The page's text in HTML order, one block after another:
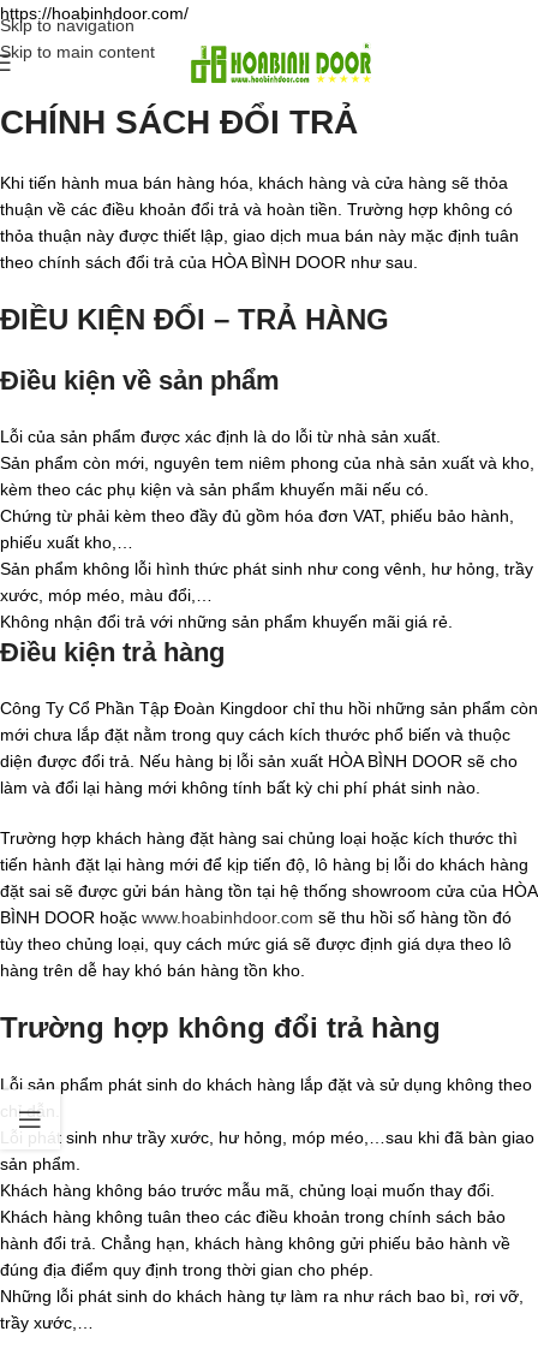
https://hoabinhdoor.com/
Skip to navigation
Skip to main content
CHÍNH SÁCH ĐỔI TRẢ
Khi tiến hành mua bán hàng hóa, khách hàng và cửa hàng sẽ thỏa
thuận về các điều khoản đổi trả và hoàn tiền. Trường hợp không có
thỏa thuận này được thiết lập, giao dịch mua bán này mặc định tuân
theo chính sách đổi trả của HÒA BÌNH DOOR như sau.
ĐIỀU KIỆN ĐỔI – TRẢ HÀNG
Điều kiện về sản phẩm
Lỗi của sản phẩm được xác định là do lỗi từ nhà sản xuất.
Sản phẩm còn mới, nguyên tem niêm phong của nhà sản xuất và kho,
kèm theo các phụ kiện và sản phẩm khuyến mãi nếu có.
Chứng từ phải kèm theo đầy đủ gồm hóa đơn VAT, phiếu bảo hành,
phiếu xuất kho,…
Sản phẩm không lỗi hình thức phát sinh như cong vênh, hư hỏng, trầy
xước, móp méo, màu đổi,…
Không nhận đổi trả với những sản phẩm khuyến mãi giá rẻ.
Điều kiện trả hàng
Công Ty Cổ Phần Tập Đoàn Kingdoor chỉ thu hồi những sản phẩm còn
mới chưa lắp đặt nằm trong quy cách kích thước phổ biến và thuộc
diện được đổi trả. Nếu hàng bị lỗi sản xuất HÒA BÌNH DOOR sẽ cho
làm và đổi lại hàng mới không tính bất kỳ chi phí phát sinh nào.
Trường hợp khách hàng đặt hàng sai chủng loại hoặc kích thước thì
tiến hành đặt lại hàng mới để kịp tiến độ, lô hàng bị lỗi do khách hàng
đặt sai sẽ được gửi bán hàng tồn tại hệ thống showroom cửa của HÒA
BÌNH DOOR hoặc www.hoabinhdoor.com sẽ thu hồi số hàng tồn đó
tùy theo chủng loại, quy cách mức giá sẽ được định giá dựa theo lô
hàng trên dễ hay khó bán hàng tồn kho.
Trường hợp không đổi trả hàng
Lỗi sản phẩm phát sinh do khách hàng lắp đặt và sử dụng không theo
chỉ dẫn.
Lỗi phát sinh như trầy xước, hư hỏng, móp méo,…sau khi đã bàn giao
sản phẩm.
Khách hàng không báo trước mẫu mã, chủng loại muốn thay đổi.
Khách hàng không tuân theo các điều khoản trong chính sách bảo
hành đổi trả. Chẳng hạn, khách hàng không gửi phiếu bảo hành về
đúng địa điểm quy định trong thời gian cho phép.
Những lỗi phát sinh do khách hàng tự làm ra như rách bao bì, rơi vỡ,
trầy xước,…